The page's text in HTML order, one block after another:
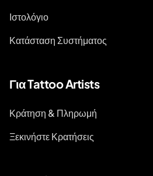
Ιστολόγιο
Κατάσταση Συστήματος
Για Tattoo Artists
Κράτηση & Πληρωμή
Ξεκινήστε Κρατήσεις